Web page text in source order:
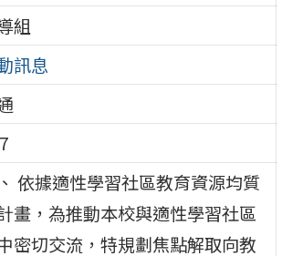
組
訊息
依據適性學習社區教育資源均質
畫，為推動本校與適性學習社區
密切交流，特規劃焦點解取向教